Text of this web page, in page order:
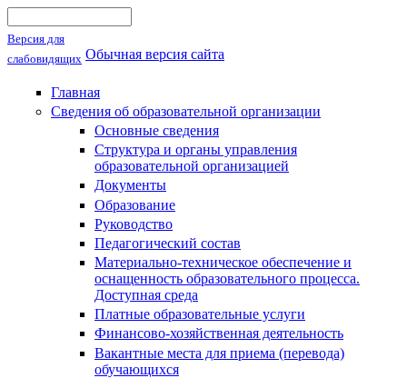
Форма поиска
Версия для
слабовидящих Обычная версия сайта
Главная
Сведения об образовательной организации
Основные сведения
Структура и органы управления
образовательной организацией
Документы
Образование
Руководство
Педагогический состав
Материально-техническое обеспечение и
оснащенность образовательного процесса.
Доступная среда
Платные образовательные услуги
Финансово-хозяйственная деятельность
Вакантные места для приема (перевода)
обучающихся